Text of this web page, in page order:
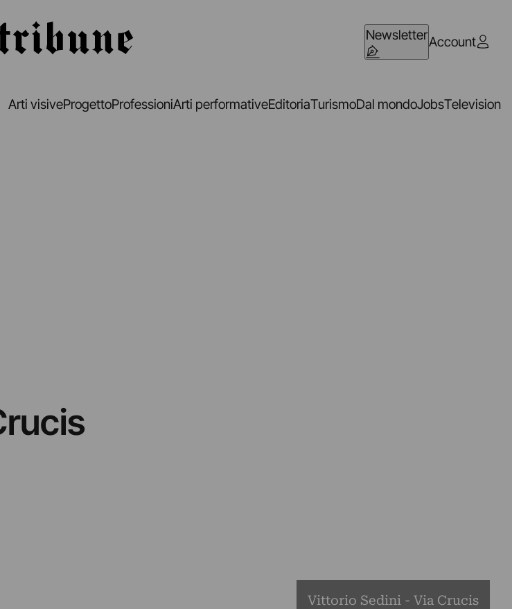
NewsletterAccount
Arti visiveProgettoProfessioniArti performativeEditoriaTurismoDal mondoJobsTelevision
Vittorio Sedini - Via Crucis